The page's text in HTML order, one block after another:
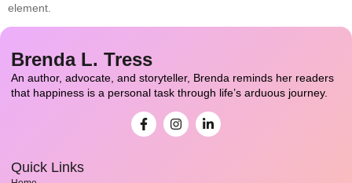
element.
Brenda L. Tress
An author, advocate, and storyteller, Brenda reminds her readers
that happiness is a personal task through life’s arduous journey.
Quick Links